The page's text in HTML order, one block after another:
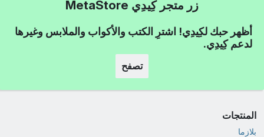
زر متجر كِيدِي MetaStore
أظهر حبك لكِيدِي! اشترِ الكتب والأكواب والملابس وغيرها
لدعم كِيدِي.
تصفح
المنتجات
بلازما